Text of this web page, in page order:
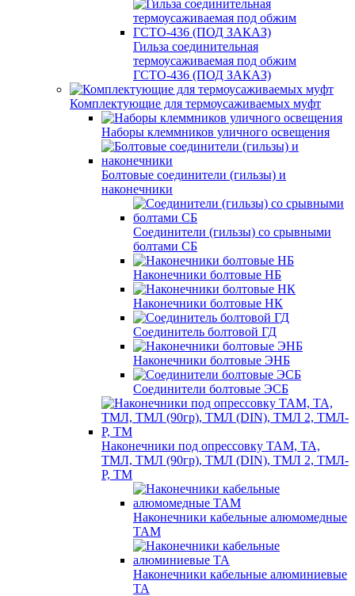
Гильза соединительная
термоусаживаемая под обжим
ГСТО-436 (ПОД ЗАКАЗ)
Комплектующие для термоусаживаемых муфт
Наборы клеммников уличного освещения
Болтовые соединители (гильзы) и
наконечники
Соединители (гильзы) со срывными
болтами СБ
Наконечники болтовые НБ
Наконечники болтовые НК
Соединитель болтовой ГД
Наконечники болтовые ЭНБ
Соединители болтовые ЭСБ
Наконечники под опрессовку ТАМ, ТА,
ТМЛ, ТМЛ (90гр), ТМЛ (DIN), ТМЛ 2, ТМЛ-
Р, ТМ
Наконечники кабельные алюмомедные
ТАМ
Наконечники кабельные алюминиевые
ТА